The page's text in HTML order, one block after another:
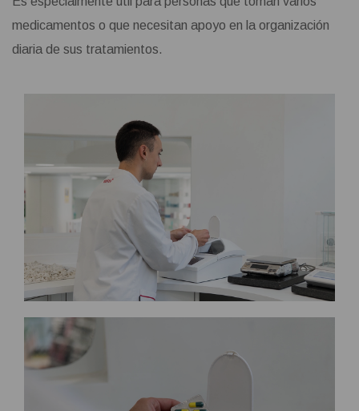
medicamentos o que necesitan apoyo en la organización
diaria de sus tratamientos.